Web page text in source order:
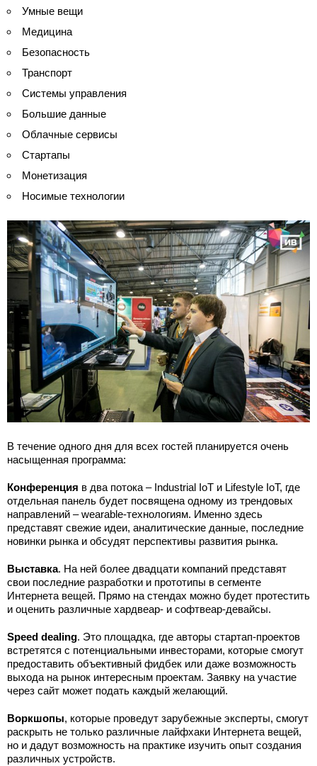
Умные вещи
Медицина
Безопасность
Транспорт
Системы управления
Большие данные
Облачные сервисы
Стартапы
Монетизация
Носимые технологии
В течение одного дня для всех гостей планируется очень
насыщенная программа:
Конференция в два потока – Industrial IoT и Lifestyle IoT, где
отдельная панель будет посвящена одному из трендовых
направлений – wearable-технологиям. Именно здесь
представят свежие идеи, аналитические данные, последние
новинки рынка и обсудят перспективы развития рынка.
Выставка. На ней более двадцати компаний представят
свои последние разработки и прототипы в сегменте
Интернета вещей. Прямо на стендах можно будет протестить
и оценить различные хардвеар- и софтвеар-девайсы.
Speed dealing. Это площадка, где авторы стартап-проектов
встретятся с потенциальными инвесторами, которые смогут
предоставить объективный фидбек или даже возможность
выхода на рынок интересным проектам. Заявку на участие
через сайт может подать каждый желающий.
Воркшопы, которые проведут зарубежные эксперты, смогут
раскрыть не только различные лайфхаки Интернета вещей,
но и дадут возможность на практике изучить опыт создания
различных устройств.